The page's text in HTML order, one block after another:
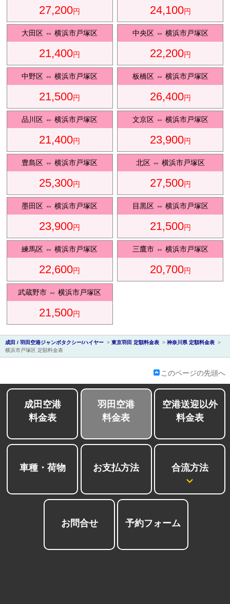
成
田
会社紹
介
27,200円 24,100円
大田区 ⇔横浜市戸塚区
21,400円
中央区⇔ 横浜市戸塚区
22,200円
中野区 ⇔横浜市戸塚区
21,500円
板橋区⇔ 横浜市戸塚区
26,400円
品川区 ⇔横浜市戸塚区
21,400円
文京区⇔ 横浜市戸塚区
23,900円
豊島区 ⇔横浜市戸塚区
25,300円
北区⇔ 横浜市戸塚区
27,500円
墨田区 ⇔横浜市戸塚区
23,900円
目黒区⇔ 横浜市戸塚区
21,500円
練馬区 ⇔横浜市戸塚区
22,600円
三鷹市⇔ 横浜市戸塚区
20,700円
武蔵野市 ⇔横浜市戸塚区
21,500円
成田 / 羽田空港ジャンボタクシー/ハイヤー > 東京羽田 定額料金表 > 神奈川県 定額料金表 >
横浜市戸塚区 定額料金表
このページの先頭へ
成田空港
料金表
羽田空港
料金表
空港送迎以外
料金表
車種・荷物 お支払方法 合流方法
お問合せ 予約フォーム